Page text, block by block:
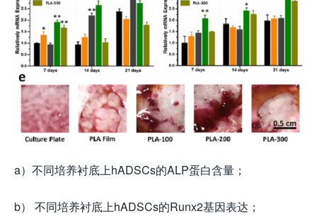
a）不同培养衬底上hADSCs的ALP蛋白含量；
b） 不同培养衬底上hADSCs的Runx2基因表达；